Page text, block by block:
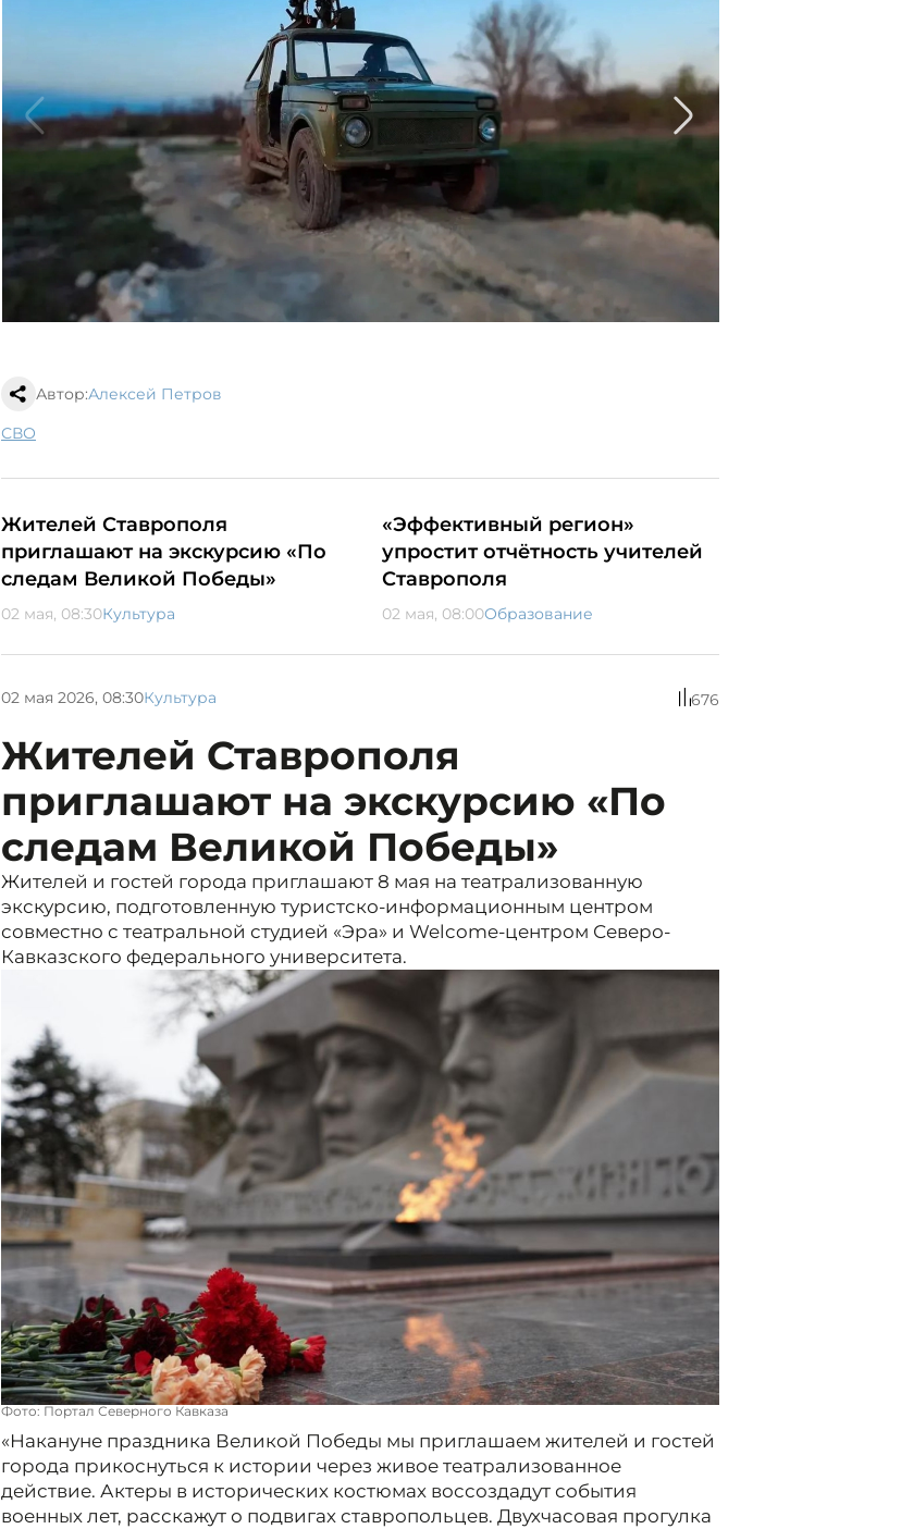
Автор:Алексей Петров
СВО
Жителей Ставрополя
приглашают на экскурсию «По
следам Великой Победы»
02 мая, 08:30Культура
«Эффективный регион»
упростит отчётность учителей
Ставрополя
02 мая, 08:00Образование
02 мая 2026, 08:30Культура 676
Жителей Ставрополя
приглашают на экскурсию «По
следам Великой Победы»
Жителей и гостей города приглашают 8 мая на театрализованную
экскурсию, подготовленную туристско-информационным центром
совместно с театральной студией «Эра» и Welcome-центром Северо-
Кавказского федерального университета.
Фото: Портал Северного Кавказа
«Накануне праздника Великой Победы мы приглашаем жителей и гостей
города прикоснуться к истории через живое театрализованное
действие. Актеры в исторических костюмах воссоздадут события
военных лет, расскажут о подвигах ставропольцев. Двухчасовая прогулка